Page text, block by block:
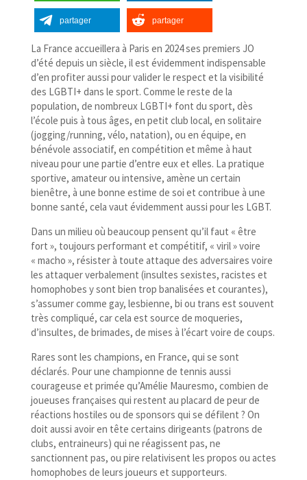
partager partager
La France accueillera à Paris en 2024 ses premiers JO
d’été depuis un siècle, il est évidemment indispensable
d’en profiter aussi pour valider le respect et la visibilité
des LGBTI+ dans le sport. Comme le reste de la
population, de nombreux LGBTI+ font du sport, dès
l’école puis à tous âges, en petit club local, en solitaire
(jogging/​running, vélo, natation), ou en équipe, en
bénévole associatif, en compétition et même à haut
niveau pour une partie d’entre eux et elles. La pratique
sportive, amateur ou intensive, amène un certain
bienêtre, à une bonne estime de soi et contribue à une
bonne santé, cela vaut évidemment aussi pour les LGBT.
Dans un milieu où beaucoup pensent qu’il faut « être
fort », toujours performant et compétitif, « viril » voire
« macho », résister à toute attaque des adversaires voire
les attaquer verbalement (insultes sexistes, racistes et
homophobes y sont bien trop banalisées et courantes),
s’assumer comme gay, lesbienne, bi ou trans est souvent
très compliqué, car cela est source de moqueries,
d’insultes, de brimades, de mises à l’écart voire de coups.
Rares sont les champions, en France, qui se sont
déclarés. Pour une championne de tennis aussi
courageuse et primée qu’Amélie Mauresmo, combien de
joueuses françaises qui restent au placard de peur de
réactions hostiles ou de sponsors qui se défilent ? On
doit aussi avoir en tête certains dirigeants (patrons de
clubs, entraineurs) qui ne réagissent pas, ne
sanctionnent pas, ou pire relativisent les propos ou actes
homophobes de leurs joueurs et supporteurs.